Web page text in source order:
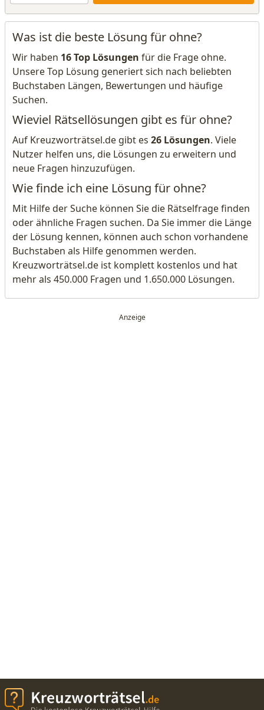
Was ist die beste Lösung für ohne?
Wir haben 16 Top Lösungen für die Frage ohne.
Unsere Top Lösung generiert sich nach beliebten
Buchstaben Längen, Bewertungen und häufige
Suchen.
Wieviel Rätsellösungen gibt es für ohne?
Auf Kreuzworträtsel.de gibt es 26 Lösungen. Viele
Nutzer helfen uns, die Lösungen zu erweitern und
neue Fragen hinzuzufügen.
Wie finde ich eine Lösung für ohne?
Mit Hilfe der Suche können Sie die Rätselfrage finden
oder ähnliche Fragen suchen. Da Sie immer die Länge
der Lösung kennen, können auch schon vorhandene
Buchstaben als Hilfe genommen werden.
Kreuzworträtsel.de ist komplett kostenlos und hat
mehr als 450.000 Fragen und 1.650.000 Lösungen.